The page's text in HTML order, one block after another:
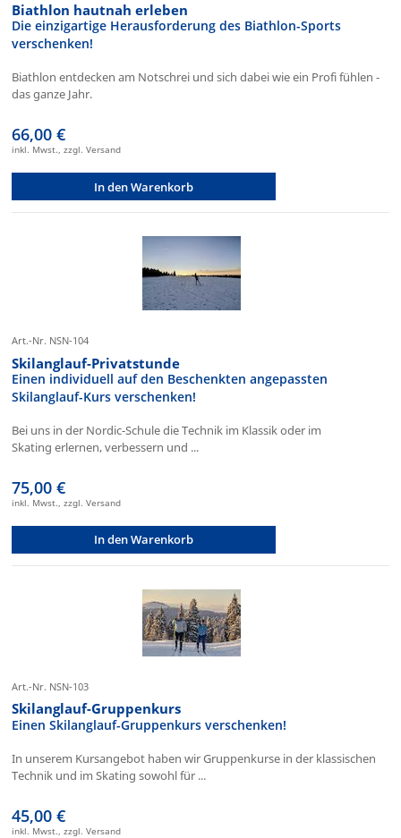
Biathlon hautnah erleben
Die einzigartige Herausforderung des Biathlon-Sports
verschenken!
Biathlon entdecken am Notschrei und sich dabei wie ein Profi fühlen -
das ganze Jahr.
66,00 €
inkl. Mwst., zzgl. Versand
In den Warenkorb
Art.-Nr. NSN-104
Skilanglauf-Privatstunde
Einen individuell auf den Beschenkten angepassten
Skilanglauf-Kurs verschenken!
Bei uns in der Nordic-Schule die Technik im Klassik oder im
Skating erlernen, verbessern und ...
75,00 €
inkl. Mwst., zzgl. Versand
In den Warenkorb
Art.-Nr. NSN-103
Skilanglauf-Gruppenkurs
Einen Skilanglauf-Gruppenkurs verschenken!
In unserem Kursangebot haben wir Gruppenkurse in der klassischen
Technik und im Skating sowohl für ...
45,00 €
inkl. Mwst., zzgl. Versand